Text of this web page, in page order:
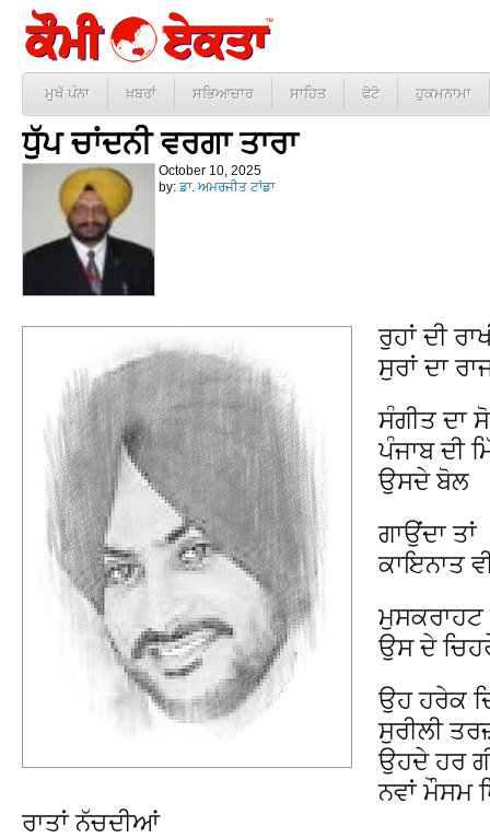
ਮੁਖੱ ਪੰਨਾ ਖ਼ਬਰਾਂ ਸਭਿਆਚਾਰ ਸਾਹਿਤ ਫੋਟੋ ਹੁਕਮਨਾਮਾ
ਧੁੱਪ ਚਾਂਦਨੀ ਵਰਗਾ ਤਾਰਾ
October 10, 2025
by: ਡਾ. ਅਮਰਜੀਤ ਟਾਂਡਾ
ਰੁਹਾਂ ਦੀ
ਸੁਰਾਂ ਦਾ
ਸੰਗੀਤ ਦਾ
ਪੰਜਾਬ ਦੀ
ਉਸਦੇ ਬੋਲ
ਗਾਉਂਦਾ ਤਾਂ
ਕਾਇਨਾਤ
ਉਸ ਦੇ
ਉਹ ਹਰੇਕ
ਸੁਰੀਲੀ
ਉਹਦੇ ਹਰ
ਨਵਾਂ ਮੌਸਮ
ਰਾਤਾਂ ਨੱਚਦੀਆਂ